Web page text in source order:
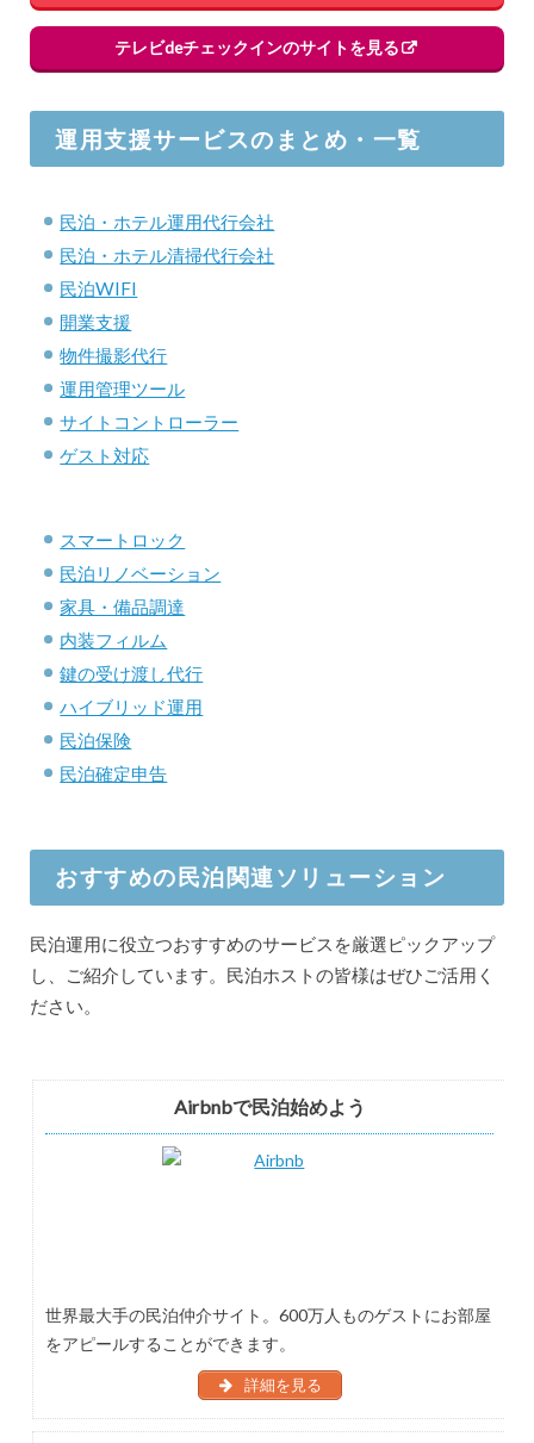
テレビdeチェックインのサイトを見る
運用支援サービスのまとめ・一覧
民泊・ホテル運用代行会社
民泊・ホテル清掃代行会社
民泊WIFI
開業支援
物件撮影代行
運用管理ツール
サイトコントローラー
ゲスト対応
スマートロック
民泊リノベーション
家具・備品調達
内装フィルム
鍵の受け渡し代行
ハイブリッド運用
民泊保険
民泊確定申告
おすすめの民泊関連ソリューション
民泊運用に役立つおすすめのサービスを厳選ピックアップ
し、ご紹介しています。民泊ホストの皆様はぜひご活用く
ださい。
Airbnbで民泊始めよう
世界最大手の民泊仲介サイト。600万人ものゲストにお部屋
をアピールすることができます。
詳細を見る